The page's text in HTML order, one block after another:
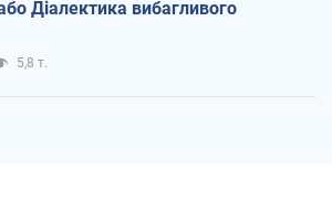
Діалектика вибагливого
5,8 т.